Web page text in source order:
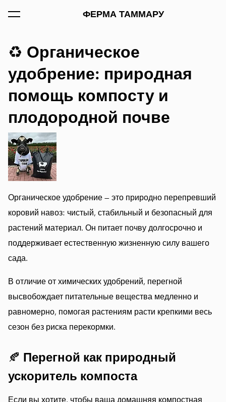
ФЕРМА ТАММАРУ
был добавлен в
Просмотр корзины
♻️ Органическое
удобрение: природная
помощь компосту и
плодородной почве
Органическое удобрение — это природно перепревший
коровий навоз: чистый, стабильный и безопасный для
растений материал. Он питает почву долгосрочно и
поддерживает естественную жизненную силу вашего
сада.
В отличие от химических удобрений, перегной
высвобождает питательные вещества медленно и
равномерно, помогая растениям расти крепкими весь
сезон без риска перекормки.
🍂 Перегной как природный
ускоритель компоста
Если вы хотите, чтобы ваша домашняя компостная